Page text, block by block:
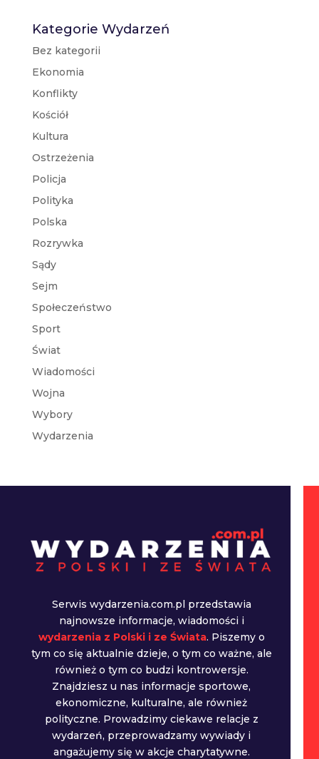
Kategorie Wydarzeń
Bez kategorii
Ekonomia
Konflikty
Kościół
Kultura
Ostrzeżenia
Policja
Polityka
Polska
Rozrywka
Sądy
Sejm
Społeczeństwo
Sport
Świat
Wiadomości
Wojna
Wybory
Wydarzenia
Serwis wydarzenia.com.pl przedstawia
najnowsze informacje, wiadomości i
wydarzenia z Polski i ze Świata. Piszemy o
tym co się aktualnie dzieje, o tym co ważne, ale
również o tym co budzi kontrowersje.
Znajdziesz u nas informacje sportowe,
ekonomiczne, kulturalne, ale również
polityczne. Prowadzimy ciekawe relacje z
wydarzeń, przeprowadzamy wywiady i
angażujemy się w akcje charytatywne.